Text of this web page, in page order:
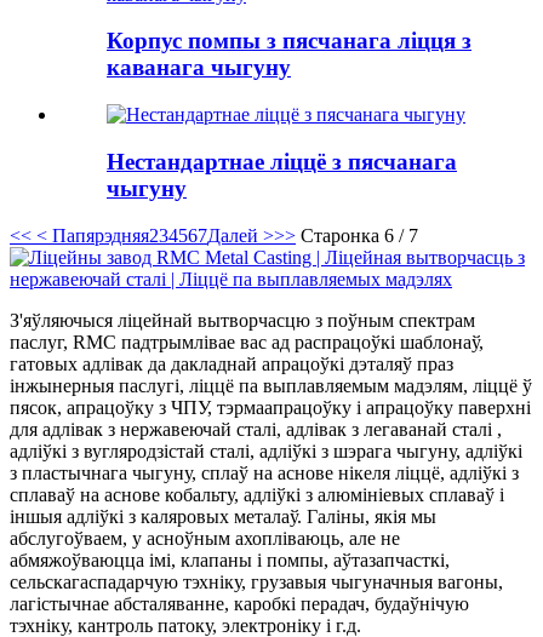
Корпус помпы з пясчанага ліцця з
каванага чыгуну
Нестандартнае ліццё з пясчанага
чыгуну
<< < Папярэдняя234567Далей >>> Старонка 6 / 7
З'яўляючыся ліцейнай вытворчасцю з поўным спектрам
паслуг, RMC падтрымлівае вас ад распрацоўкі шаблонаў,
гатовых адлівак да дакладнай апрацоўкі дэталяў праз
інжынерныя паслугі, ліццё па выплавляемым мадэлям, ліццё ў
пясок, апрацоўку з ЧПУ, тэрмаапрацоўку і апрацоўку паверхні
для адлівак з нержавеючай сталі, адлівак з легаванай сталі ,
адліўкі з вугляродзістай сталі, адліўкі з шэрага чыгуну, адліўкі
з пластычнага чыгуну, сплаў на аснове нікеля ліццё, адліўкі з
сплаваў на аснове кобальту, адліўкі з алюмініевых сплаваў і
іншыя адліўкі з каляровых металаў. Галіны, якія мы
абслугоўваем, у асноўным ахопліваюць, але не
абмяжоўваюцца імі, клапаны і помпы, аўтазапчасткі,
сельскагаспадарчую тэхніку, грузавыя чыгуначныя вагоны,
лагістычнае абсталяванне, каробкі перадач, будаўнічую
тэхніку, кантроль патоку, электроніку і г.д.